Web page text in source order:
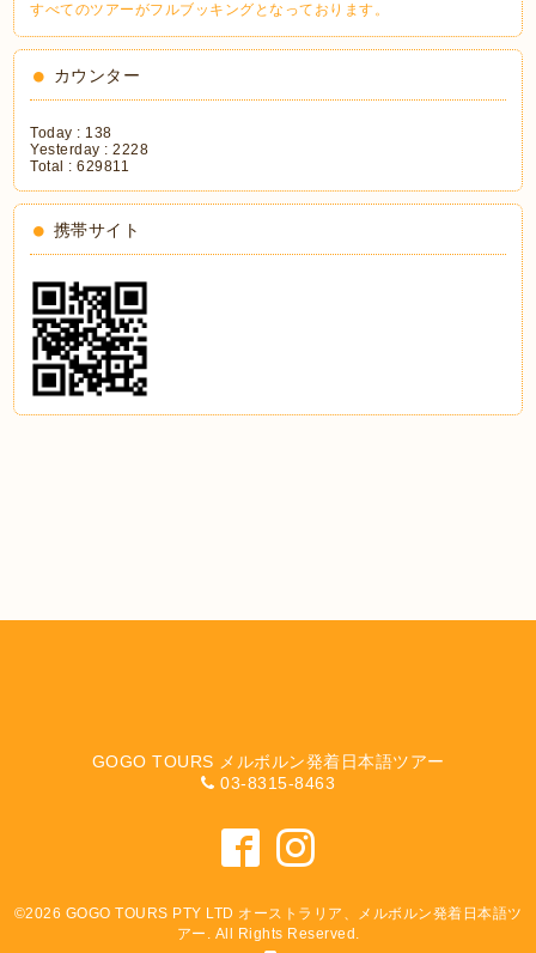
すべてのツアーがフルブッキングとなっております。
カウンター
Today : 138
Yesterday :2228
Total :629811
携帯サイト
GOGO TOURS メルボルン発着日本語ツアー
03-8315-8463
©2026 GOGO TOURS PTY LTD オーストラリア、メルボルン発着日本語ツ
アー . All Rights Reserved.